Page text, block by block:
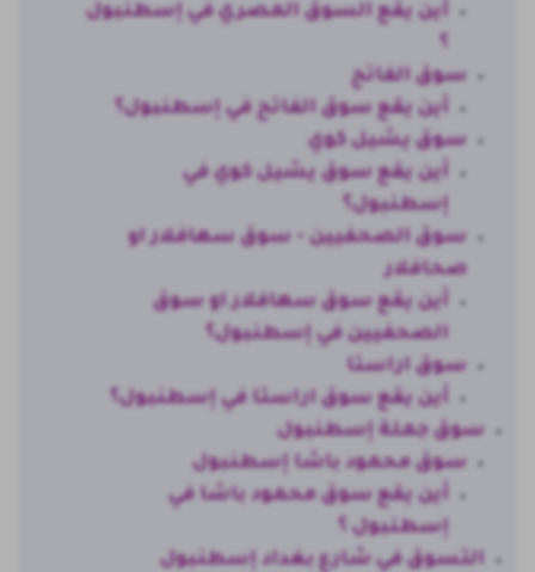
أين يقع السوق المصري في إسطنبول
؟
سوق الفاتح
أين يقع سوق الفاتح في إسطنبول؟
سوق يشيل كوي
أين يقع سوق يشيل كوي في
إسطنبول؟
سوق الصحفيين - سوق سهافلار او
صحافلار
أين يقع سوق سهافلار او سوق
الصحفيين في إسطنبول؟
سوق اراستا
أين يقع سوق اراستا في إسطنبول؟
سوق جملة إسطنبول
سوق محمود باشا إسطنبول
أين يقع سوق محمود باشا في
إسطنبول ؟
التسوق في شارع بغداد إسطنبول